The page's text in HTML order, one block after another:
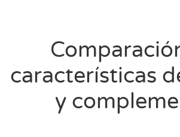
características
y